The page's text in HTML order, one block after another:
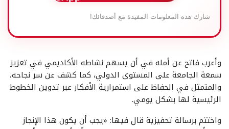
شارك هذه المعلومات المفيدة مع أصدقائك!
وأعرب فاتح عن أمله في أن يسهم نشاطه الأكاديمي في تعزيز
سمعة الجامعة على المستوى الدولي، كما كشف عن سر نجاحه،
والمتمثل في الحفاظ على استمرارية الأفكار عبر تدوين الخطوط
الرئيسية لها بشكل يومي.
واختتم برسالة تحفيزية قال فيها: «يجب أن يكون هذا الإنجاز